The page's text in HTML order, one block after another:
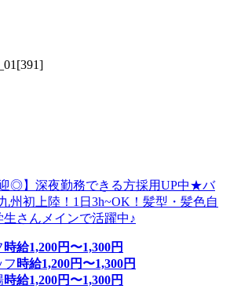
迎◎】深夜勤務できる方採用UP中★バ
州初上陸！1日3h~OK！髪型・髪色自
さんメインで活躍中♪
時給1,200円〜1,300円
フ 時給1,200円〜1,300円
時給1,200円〜1,300円